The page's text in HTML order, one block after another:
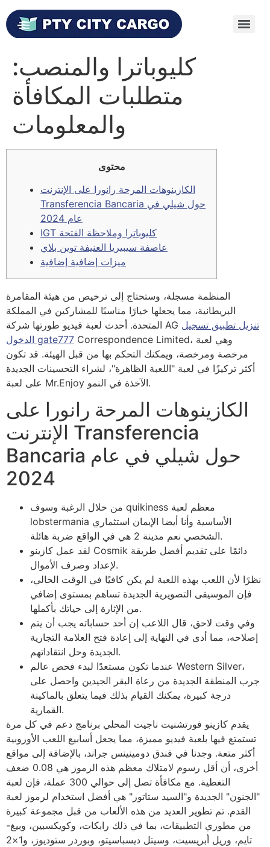
كليوباترا والمنصب:
متطلبات المكافأة
والمعلومات
محتوى
الكازينوهات المرحة رانورا على الإنترنت
Transferencia Bancaria حول شيلي في
عام 2024
IGT كليوباترا وملاحظة الفتحة
عاصفة سيبيريا العنيفة توين بلاي
ميزات إضافية إضافية
المنظمة مسجلة، وستحتاج إلى ترخيص من هيئة المقامرة
البريطانية، مما يجعلها خيارًا مناسبًا للمشاركين في المملكة
المتحدة. أحدث لعبة فيديو طورتها شركة AG تنزيل تطبيق تسجيل
الدخول gate777 Correspondence Limited، وهي لعبة
مرخصة ومرخصة، ويمكنك التحكم بها من قبل الهيئة. قد تكون
أكثر تركيزًا في لعبة "اللعبة الظاهرة"، لشراء التحسينات الجديدة
على لعبة Mr.Enjoy الآخذة في النمو.
الكازينوهات المرحة رانورا على
الإنترنت Transferencia
Bancaria حول شيلي في عام
2024
من خلال الرغبة وسوف quikiness معظم لعبة
lobstermania الأساسية وأنا أيضا الإيمان استثماري
الشخصي نعم مدينة 2 هي في الواقع ضربة هائلة.
لقد عمل كازينو Cosmik دائمًا على تقديم أفضل طريقة
لإعداد وصرف الأموال.
نظرًا لأن اللعب بهذه اللعبة لم يكن كافيًا في الوقت الحالي،
فإن الموسيقى التصويرية الجديدة تساهم بمستوى إضافي
من الإثارة إلى حياتك بأكملها.
وفي وقت لاحق، قال اللاعب إن أحد حساباته يجب أن يتم
إصلاحه، مما أدى في النهاية إلى إعادة فتح العلامة التجارية
الجديدة وحل انتقاداتهم.
عندما تكون مستعدًا لبدء فحص عالم Western Silver،
جرب المنطقة الجديدة من رعاة البقر الجيدين واحصل على
درجة كبيرة، يمكنك القيام بذلك فيما يتعلق بالماكينة
القمارية.
يقدم كازينو فورتشنيت ناجيت المحلي برنامج دعم في كل مرة
تستمتع فيها بلعبة فيديو مميزة، مما يجعل أسابيع اللعب الأوروبية
أكثر متعة. وجدنا في فندق دومينينس جراند، بالإضافة إلى مواقع
أخرى، أن أقل رسوم لامتلاك معظم هذه الرموز هي 0.08 ضعف
التغطية. مع مكافأة تصل إلى حوالي 300 عملة، فإن لعبة
"الجنون" الجديدة و"السيد ستاتور" هي أفضل استخدام لرموز لعبة
القدم. تم تطوير العديد من هذه الألعاب من قبل مجموعة كبيرة
من مطوري التطبيقات، بما في ذلك رابكات، وكويكسبين، وبيغ-
تايم، وريل أبريسيت، وسيتل ديسباسيتو، وبوردر ستوديوز، و1×2